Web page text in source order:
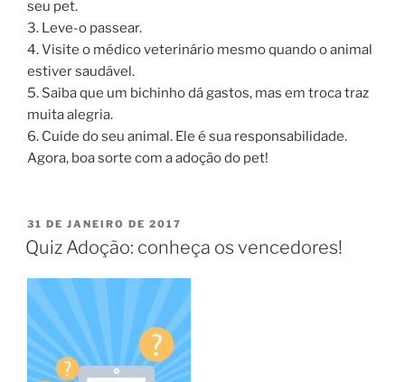
seu pet.
3. Leve-o passear.
4. Visite o médico veterinário mesmo quando o animal
estiver saudável.
5. Saiba que um bichinho dá gastos, mas em troca traz
muita alegria.
6. Cuide do seu animal. Ele é sua responsabilidade.
Agora, boa sorte com a adoção do pet!
31 DE JANEIRO DE 2017
Quiz Adoção: conheça os vencedores!